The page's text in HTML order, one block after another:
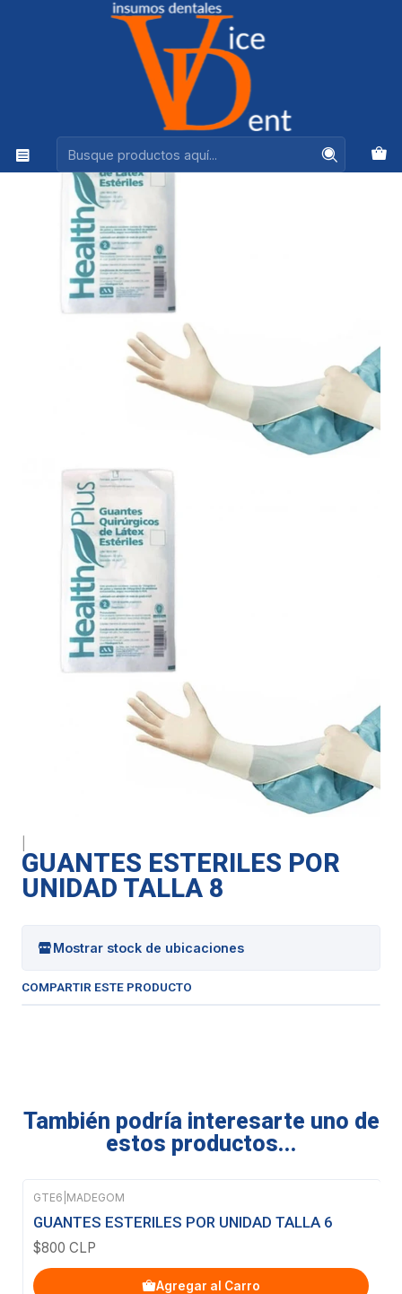
Ventas +56944575313
DESECHABLES
GUANTES ESTERILES POR UNIDAD TALLA 8
GUANTES ESTERILES POR
UNIDAD TALLA 8
Mostrar stock de ubicaciones
COMPARTIR ESTE PRODUCTO
También podría interesarte uno de
estos productos...
GTE6 MADEGOM
GUANTES ESTERILES POR UNIDAD TALLA 6
$800 CLP
Agregar al Carro